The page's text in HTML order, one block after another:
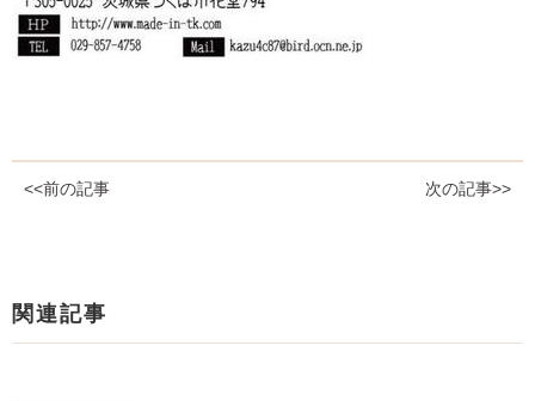
<<前の記事 次の記事>>
関連記事